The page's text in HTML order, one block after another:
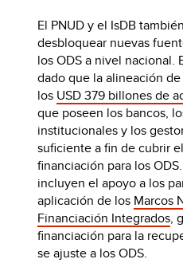
El PNUD y el IsDB
desbloquear nuevas
los ODS a nivel nacional.
dado que la alineación de
los USD 379 billones de
que poseen los bancos,
institucionales y los
suficiente a fin de cubrir
financiación para los
incluyen el apoyo a los
aplicación de los Marcos
Financiación Integrados,
financiación para la
se ajuste a los ODS.